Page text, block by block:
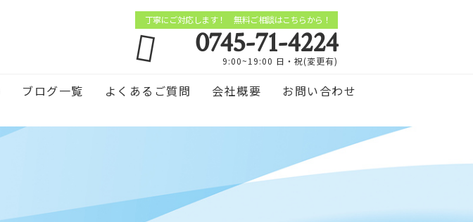
丁寧にご対応します！ 無料ご相談はこちらから！
0745-71-4224
9:00~19:00 日・祝(変更有)
ブログ一覧 よくあるご質問 会社概要 お問い合わせ